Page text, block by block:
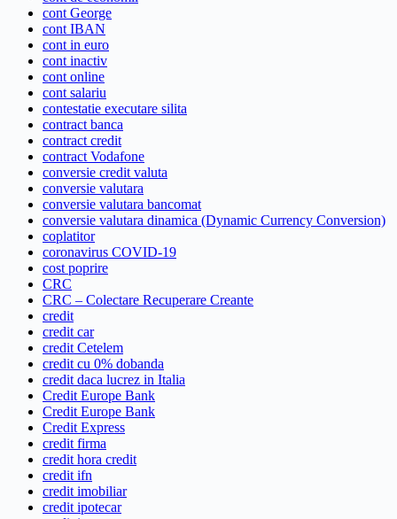
cont George
cont IBAN
cont in euro
cont inactiv
cont online
cont salariu
contestatie executare silita
contract banca
contract credit
contract Vodafone
conversie credit valuta
conversie valutara
conversie valutara bancomat
conversie valutara dinamica (Dynamic Currency Conversion)
coplatitor
coronavirus COVID-19
cost poprire
CRC
CRC – Colectare Recuperare Creante
credit
credit car
credit Cetelem
credit cu 0% dobanda
credit daca lucrez in Italia
Credit Europe Bank
Credit Europe Bank
Credit Express
credit firma
credit hora credit
credit ifn
credit imobiliar
credit ipotecar